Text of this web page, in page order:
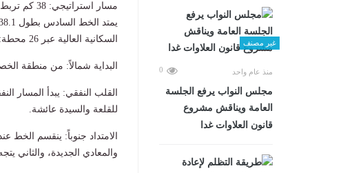
غير مصنف
منذ عام واحد 0
مجلس النواب يرفع الجلسة
العامة ويناقش مشروع
قانون العلاوات غدا
مسار استراتيجي: 38 كم تربط الخصوص بالمعادي وطرة
السكانية العالية عبر 26 محطة:
البداية شمالاً: من منطقة الخصوص (مخرج 18 بالطريق الدائري) مروراً
القلب النفقي: يبدأ المسار
للقلعة والسيدة عائشة.
الامتداد جنوباً: ينقسم الخط
والمعادي الجديدة، والثاني